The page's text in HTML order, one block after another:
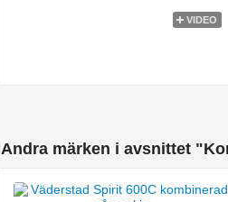
VIDEO
Andra märken i avsnittet